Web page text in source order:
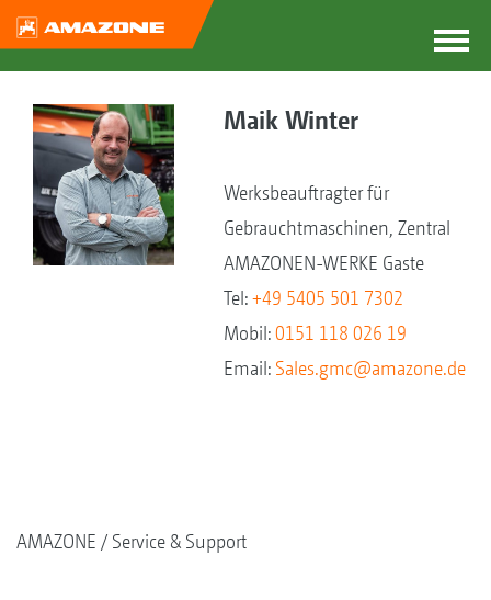
Maik Winter
Werksbeauftragter für
Gebrauchtmaschinen, Zentral
AMAZONEN-WERKE Gaste
Tel:+49 5405 501 7302
Mobil:0151 118 026 19
Email: Sales.gmc@amazone.de
AMAZONE Service & Support